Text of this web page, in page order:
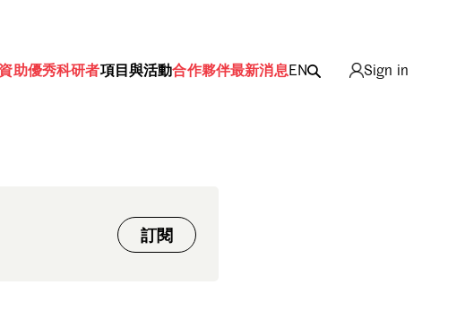
資助優秀科研者項目與活動合作夥伴最新消息EN Sign in
訂閱